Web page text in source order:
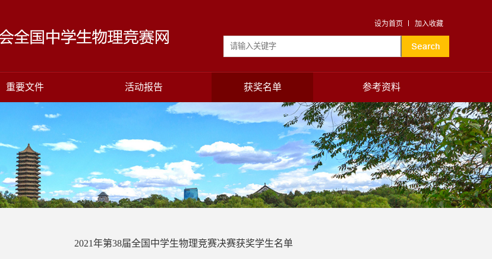
设为首页 加入收藏
重要文件 活动报告 获奖名单 参考资料
2021年第38届全国中学生物理竞赛决赛获奖学生名单